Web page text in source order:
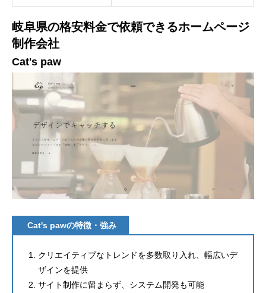
岐阜県の格安料金で依頼できるホームページ
制作会社
Cat's paw
Cat's pawの特徴・強み
クリエイティブなトレンドを多数取り入れ、幅広いデ
ザインを提供
サイト制作に留まらず、システム開発も可能